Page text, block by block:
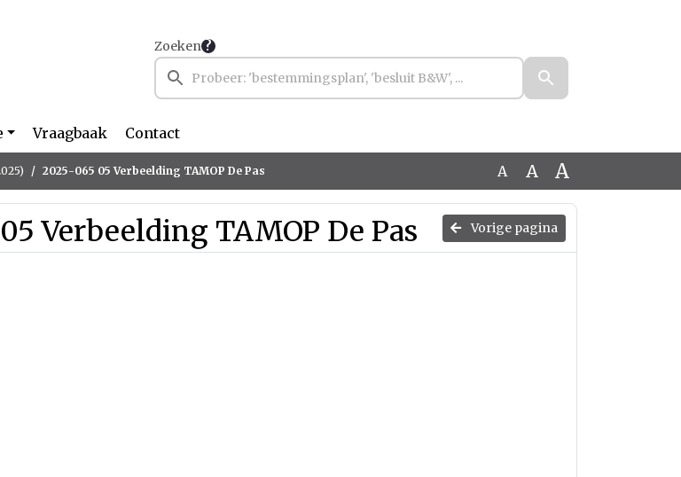
Zoeken
Vraagbaak Contact
2025-065 05 Verbeelding TAMOP De Pas A A A
Vorige pagina
Verbeelding TAMOP De Pas